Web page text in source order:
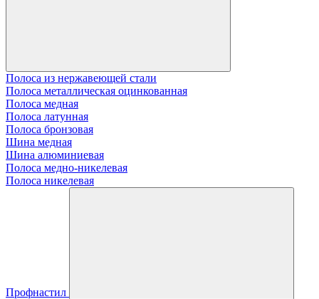
Полоса из нержавеющей стали
Полоса металлическая оцинкованная
Полоса медная
Полоса латунная
Полоса бронзовая
Шина медная
Шина алюминиевая
Полоса медно-никелевая
Полоса никелевая
Профнастил